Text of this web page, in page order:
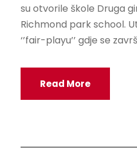
su otvorile škole Druga
Richmond park school.
‘’fair-playu’’ gdje se
Read More